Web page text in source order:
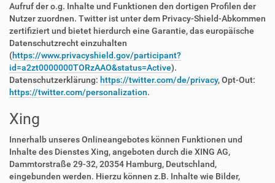
Aufruf der o.g. Inhalte und Funktionen den dortigen Profilen der
Nutzer zuordnen. Twitter ist unter dem Privacy-Shield-Abkommen
zertifiziert und bietet hierdurch eine Garantie, das europäische
Datenschutzrecht einzuhalten
(https://www.privacyshield.gov/participant?
id=a2zt0000000TORzAAO&status=Active).
Datenschutzerklärung: https://twitter.com/de/privacy, Opt-Out:
https://twitter.com/personalization.
Xing
Innerhalb unseres Onlineangebotes können Funktionen und
Inhalte des Dienstes Xing, angeboten durch die XING AG,
Dammtorstraße 29-32, 20354 Hamburg, Deutschland,
eingebunden werden. Hierzu können z.B. Inhalte wie Bilder,